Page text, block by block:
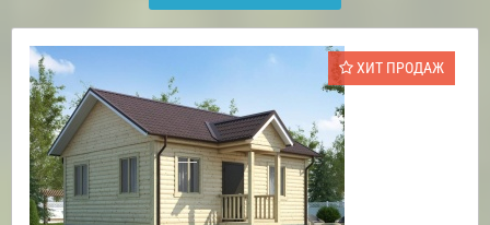
ХИТ ПРОДАЖ